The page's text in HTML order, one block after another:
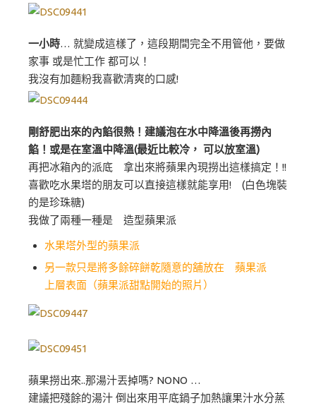
一小時… 就變成這樣了，這段期間完全不用管他，要做
家事 或是忙工作 都可以！
我沒有加麵粉我喜歡清爽的口感!
剛舒肥出來的內餡很熱！建議泡在水中降溫後再撈內
餡！或是在室溫中降溫(最近比較冷， 可以放室溫)
再把冰箱內的派底 拿出來將蘋果內現撈出這樣搞定！!!
喜歡吃水果塔的朋友可以直接這樣就能享用! (白色塊裝
的是珍珠糖)
我做了兩種一種是 造型蘋果派
水果塔外型的蘋果派
另一款只是將多餘碎餅乾隨意的舖放在 蘋果派
上層表面（蘋果派甜點開始的照片）
蘋果撈出來..那湯汁丟掉嗎? NONO …
建議把殘餘的湯汁 倒出來用平底鍋子加熱讓果汁水分蒸